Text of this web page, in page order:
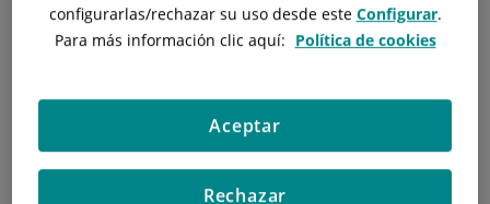
POLÍTICA DE LA CALIDAD DEL SERVICIO DE ANÁLISIS
La política de calidad establecida en el Servicio de Análisis
· ofrecer y dar el mejor servicio diagnóstico con la máxima
eficiencia y calidad, tanto técnica como humana;
configurarlas/rechazarsu uso desde este Configurar.
Para más información clic aquí: Política de cookies
Rechazar
Aceptar